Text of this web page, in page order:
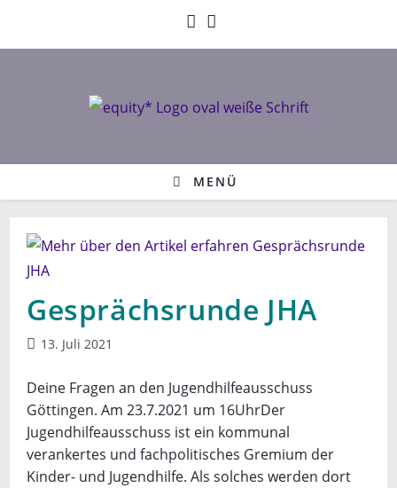
springen
MENÜ
Gesprächsrunde JHA
Beitrag
13. Juli 2021
Deine Fragen an den Jugendhilfeausschuss
Göttingen. Am 23.7.2021 um 16UhrDer
Jugendhilfeausschuss ist ein kommunal
verankertes und fachpolitisches Gremium der
Kinder- und Jugendhilfe. Als solches werden dort